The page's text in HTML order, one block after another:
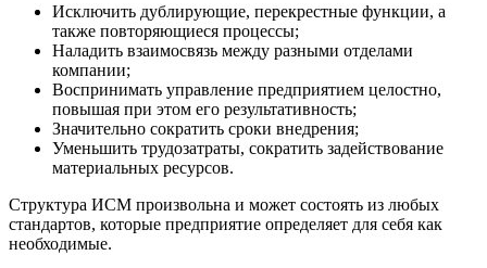
Исключить дублирующие, перекрестные функции, а
также повторяющиеся процессы;
Наладить взаимосвязь между разными отделами
компании;
Воспринимать управление предприятием целостно,
повышая при этом его результативность;
Значительно сократить сроки внедрения;
Уменьшить трудозатраты, сократить задействование
материальных ресурсов.
Структура ИСМ произвольна и может состоять из любых
стандартов, которые предприятие определяет для себя как
необходимые.